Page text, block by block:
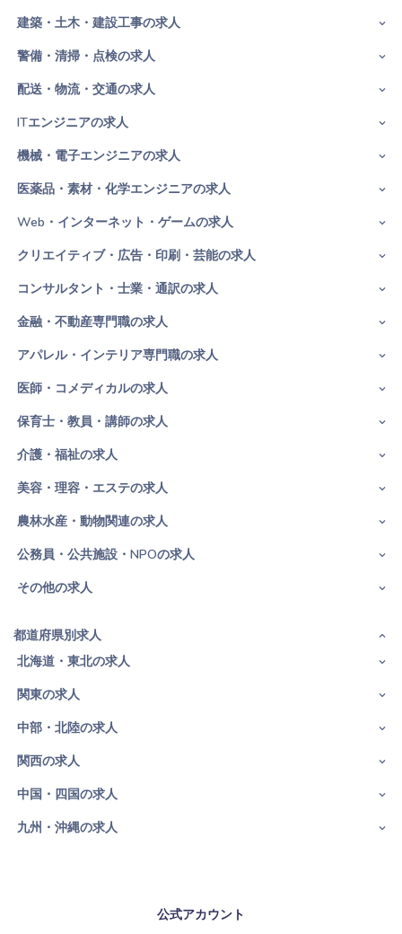
建築・土木・建設工事の求人
警備・清掃・点検の求人
配送・物流・交通の求人
ITエンジニアの求人
機械・電子エンジニアの求人
医薬品・素材・化学エンジニアの求人
Web・インターネット・ゲームの求人
クリエイティブ・広告・印刷・芸能の求人
コンサルタント・士業・通訳の求人
金融・不動産専門職の求人
アパレル・インテリア専門職の求人
医師・コメディカルの求人
保育士・教員・講師の求人
介護・福祉の求人
美容・理容・エステの求人
農林水産・動物関連の求人
公務員・公共施設・NPOの求人
その他の求人
都道府県別求人
北海道・東北の求人
関東の求人
中部・北陸の求人
関西の求人
中国・四国の求人
九州・沖縄の求人
公式アカウント